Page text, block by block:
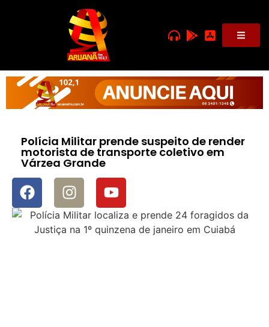
Polícia Militar prende suspeito de render
motorista de transporte coletivo em
Várzea Grande